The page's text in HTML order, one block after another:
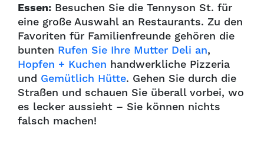
Essen: Besuchen Sie die Tennyson St. für
eine große Auswahl an Restaurants. Zu den
Favoriten für Familienfreunde gehören die
bunten Rufen Sie Ihre Mutter Deli an,
Hopfen + Kuchen handwerkliche Pizzeria
und Gemütlich Hütte. Gehen Sie durch die
Straßen und schauen Sie überall vorbei, wo
es lecker aussieht – Sie können nichts
falsch machen!